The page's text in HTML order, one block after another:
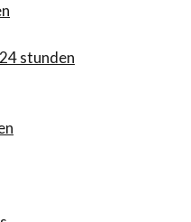
stunden